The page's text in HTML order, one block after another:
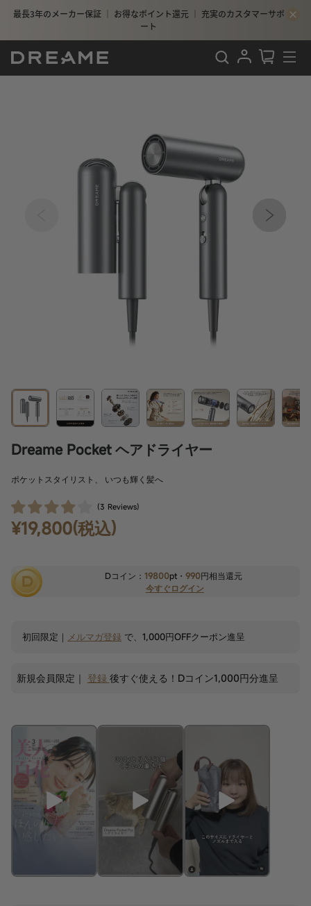
最長3年のメーカー保証 ｜ お得なポイント還元 ｜ 充実のカスタマーサポ
ート
サ
検索 ログイン
カート
Dreame Pocket ヘアドライヤー
ポケットスタイリスト、 いつも輝く髪へ
(3 Reviews)
¥19,800(税込)
Dコイン：19800pt・990円相当還元
今すぐログイン
初回限定｜ メルマガ登録 で、1,000円OFFクーポン進呈
新規会員限定｜ 登録 後すぐ使える！Dコイン1,000円分進呈